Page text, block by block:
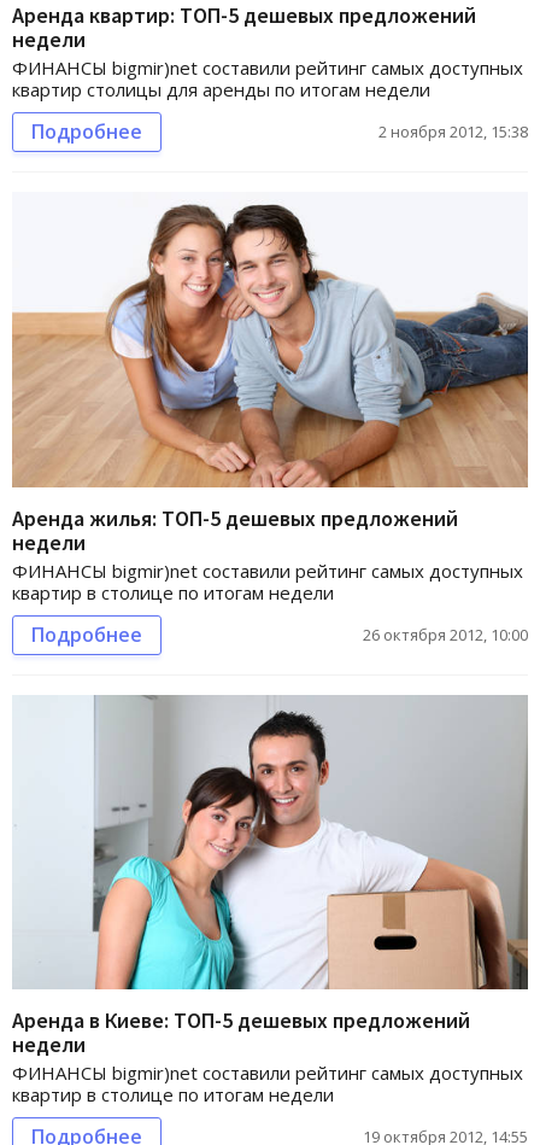
Аренда квартир: ТОП-5 дешевых предложений
недели
ФИНАНСЫ bigmir)net составили рейтинг самых доступных
квартир столицы для аренды по итогам недели
Подробнее 2 ноября 2012, 15:38
Аренда жилья: ТОП-5 дешевых предложений
недели
ФИНАНСЫ bigmir)net составили рейтинг самых доступных
квартир в столице по итогам недели
Подробнее 26 октября 2012, 10:00
Аренда в Киеве: ТОП-5 дешевых предложений
недели
ФИНАНСЫ bigmir)net составили рейтинг самых доступных
квартир в столице по итогам недели
Подробнее 19 октября 2012, 14:55